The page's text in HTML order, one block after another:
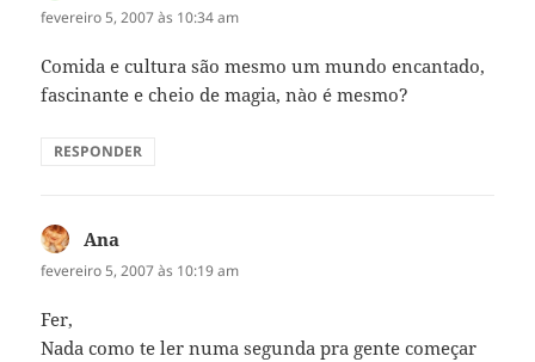
fevereiro 5, 2007 às 10:34 am
Comida e cultura são mesmo um mundo encantado,
fascinante e cheio de magia, nào é mesmo?
RESPONDER
Ana
fevereiro 5, 2007 às 10:19 am
Fer,
Nada como te ler numa segunda pra gente começar